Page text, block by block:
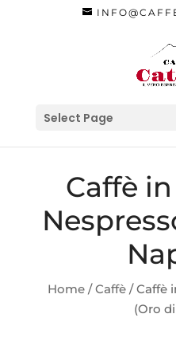
Select Page
Caffè
Home/Caffè/ Caffè
(Oro